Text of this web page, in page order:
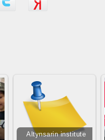
Altynsarin institute